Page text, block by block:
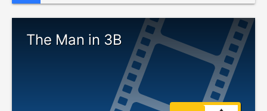
The Man in 3B